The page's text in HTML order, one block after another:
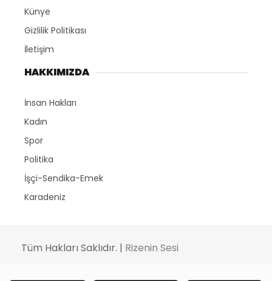
Künye
Gizlilik Politikası
İletişim
HAKKIMIZDA
İnsan Hakları
Kadın
Spor
Politika
İşçi-Sendika-Emek
Karadeniz
Tüm Hakları Saklıdır. | Rizenin Sesi